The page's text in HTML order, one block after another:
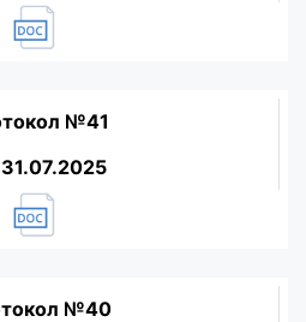
№41
31.07.2025
№40